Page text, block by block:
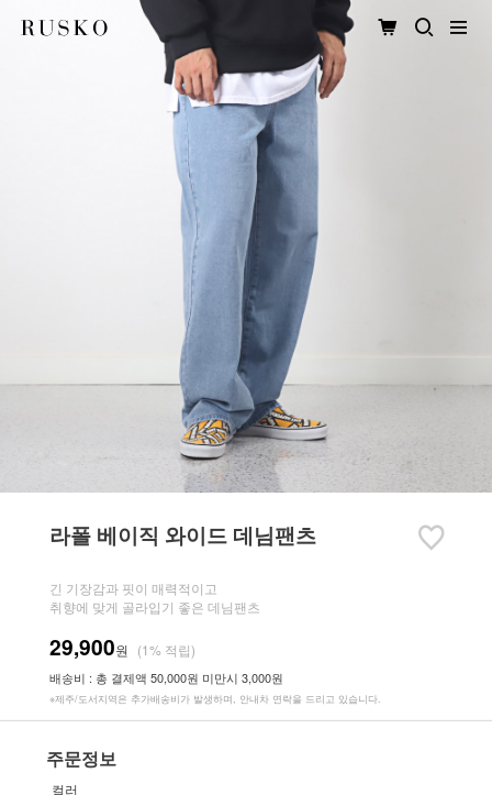
라폴 베이직 와이드 데님팬츠
긴 기장감과 핏이 매력적이고
취향에 맞게 골라입기 좋은 데님팬츠
29,900원 (1% 적립)
배송비 : 총 결제액 50,000원 미만시 3,000원
※제주/도서지역은 추가배송비가 발생하며, 안내차 연락을 드리고 있습니다.
주문정보
컬러